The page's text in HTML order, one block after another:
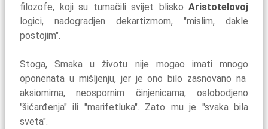
filozofe, koji su tumačili svijet blisko Aristotelovoj
logici, nadogradjen dekartizmom, "mislim, dakle
postojim".
Stoga, Smaka u životu nije mogao imati mnogo
oponenata u mišljenju, jer je ono bilo zasnovano na
aksiomima, neospornim činjenicama, oslobodjeno
"šićarđenja" ili "marifetluka". Zato mu je "svaka bila
sveta".